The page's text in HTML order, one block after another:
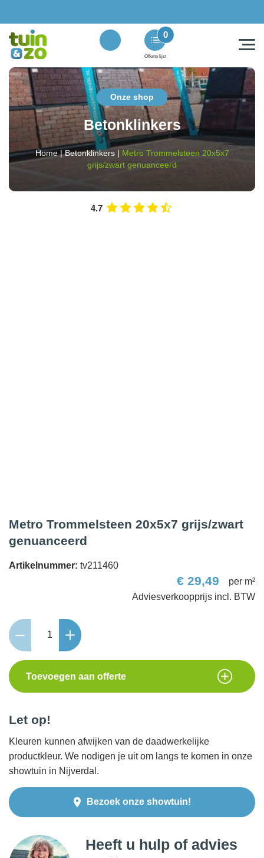
Offerte lijst
0
Onze shop
Betonklinkers
Home|Betonklinkers| Metro Trommelsteen 20x5x7
grijs/zwart genuanceerd
4.7
Metro Trommelsteen 20x5x7 grijs/zwart
genuanceerd
Artikelnummer: tv211460
€ 29,49 per m²
Metro
Trommelsteen
grijs/zwart
genuanceerd
Toevoegen aan offerte
Let op!
Kleuren kunnen afwijken van de daadwerkelijke
productkleur. We nodigen je uit om langs te komen in onze
showtuin in Nijverdal.
Bezoek onze showtuin!
Heeft u hulp of advies